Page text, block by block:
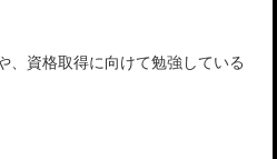
、資格取得に向けて勉強している